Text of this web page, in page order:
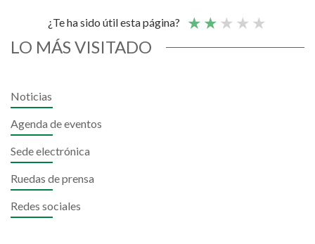
¿Te ha sido útil esta página?
LO MÁS VISITADO
Noticias
Agenda de eventos
Sede electrónica
Ruedas de prensa
Redes sociales